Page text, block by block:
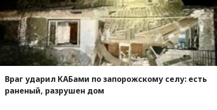
Враг ударил КАБами по запорожскому селу: есть
раненый, разрушен дом